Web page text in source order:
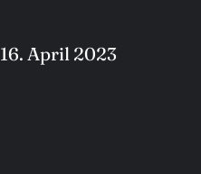
16. April 2023